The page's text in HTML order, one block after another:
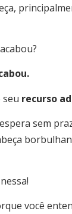
seu recurso
sem
você